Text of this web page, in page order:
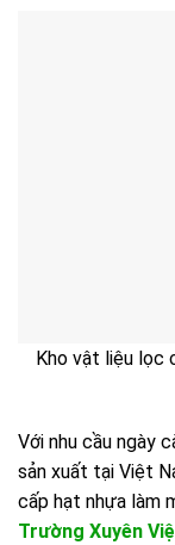
Kho vật liệu lọc
Với nhu cầu ngày
sản xuất tại Việt
cấp hạt nhựa làm
Trường Xuyên